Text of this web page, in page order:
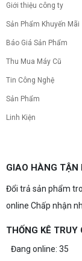
Giới thiệu công ty
Sản Phẩm Khuyến Mãi
Báo Giá Sản Phẩm
Thu Mua Máy Cũ
Tin Công Nghệ
Sản Phẩm
Linh Kiện
GIAO HÀNG TẬN
Đổi trả sản phẩm
online Chấp nhận
THỐNG KÊ TRUY
Đang online: 35